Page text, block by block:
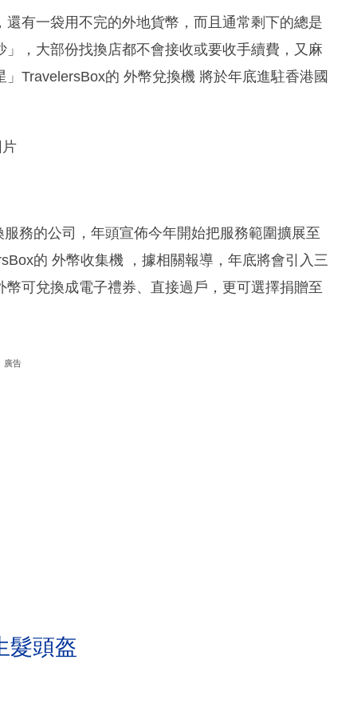
有一袋用不完的外地貨幣，而且通常剩下的總是
，大部份找換店都不會接收或要收手續費，又麻
TravelersBox的 外幣兌換機 將於年底進駐香港國
務的公司，年頭宣佈今年開始把服務範圍擴展至
的 外幣收集機 ，據相關報導，年底將會引入三
可兌換成電子禮券、直接過戶，更可選擇捐贈至
廣告
髮頭盔